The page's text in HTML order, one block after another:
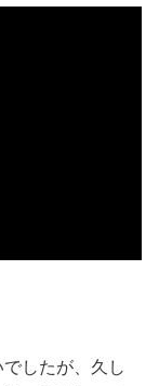
したが、久し